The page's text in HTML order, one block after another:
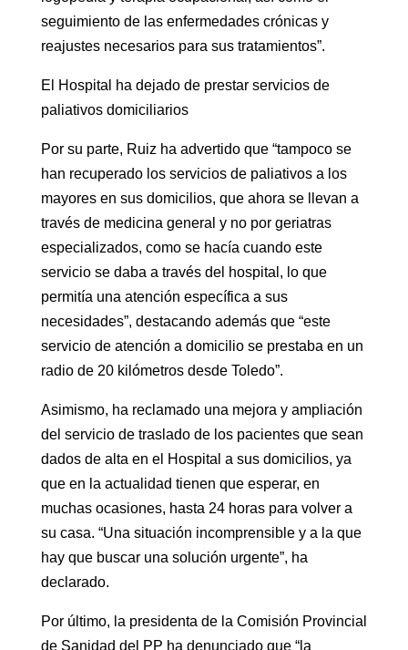
seguimiento de las enfermedades crónicas y
reajustes necesarios para sus tratamientos”.
El Hospital ha dejado de prestar servicios de
paliativos domiciliarios
Por su parte, Ruiz ha advertido que “tampoco se
han recuperado los servicios de paliativos a los
mayores en sus domicilios, que ahora se llevan a
través de medicina general y no por geriatras
especializados, como se hacía cuando este
servicio se daba a través del hospital, lo que
permitía una atención específica a sus
necesidades”, destacando además que “este
servicio de atención a domicilio se prestaba en un
radio de 20 kilómetros desde Toledo”.
Asimismo, ha reclamado una mejora y ampliación
del servicio de traslado de los pacientes que sean
dados de alta en el Hospital a sus domicilios, ya
que en la actualidad tienen que esperar, en
muchas ocasiones, hasta 24 horas para volver a
su casa. “Una situación incomprensible y a la que
hay que buscar una solución urgente”, ha
declarado.
Por último, la presidenta de la Comisión Provincial
de Sanidad del PP ha denunciado que “la